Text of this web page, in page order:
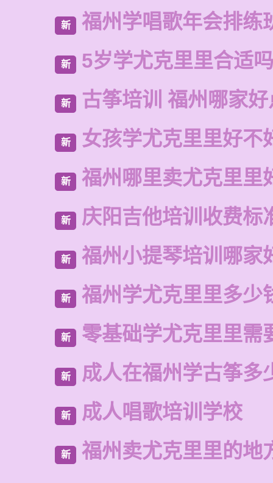
新 福州学唱歌年会排练
新 5岁学尤克里里合适吗
新 古筝培训 福州哪家好
新 女孩学尤克里里好不
新 福州哪里卖尤克里里
新 庆阳吉他培训收费标
新 福州小提琴培训哪家
新 福州学尤克里里多少
新 零基础学尤克里里需
新 成人在福州学古筝多
新 成人唱歌培训学校
新 福州卖尤克里里的地